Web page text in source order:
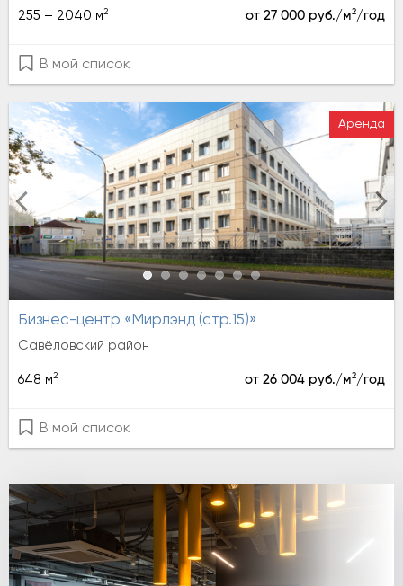
255 – 2040 м2 от 27 000 руб./м2/год
В мой список
Аренда
Бизнес-центр «Мирлэнд (стр.15)»
Савёловский район
648 м2 от 26 004 руб./м2/год
В мой список